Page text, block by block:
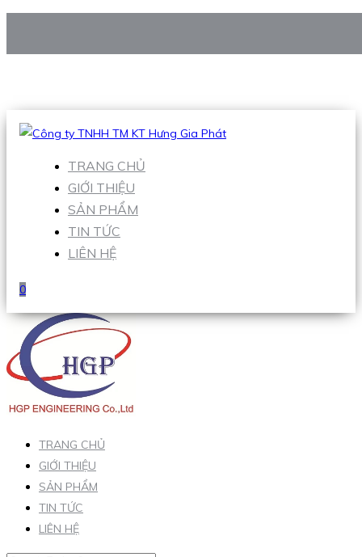
Hotline:0938 906 663
TRANG CHỦ
GIỚI THIỆU
SẢN PHẨM
TIN TỨC
LIÊN HỆ
0
TRANG CHỦ
GIỚI THIỆU
SẢN PHẨM
TIN TỨC
LIÊN HỆ